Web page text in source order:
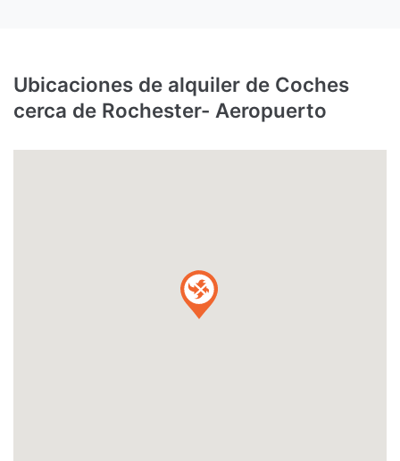
Ubicaciones de alquiler de Coches
cerca de Rochester- Aeropuerto